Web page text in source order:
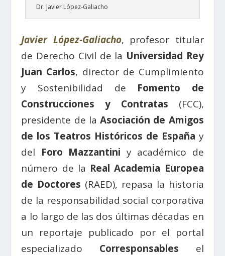
Dr. Javier López-Galiacho
Javier López-Galiacho, profesor titular
de Derecho Civil de la Universidad Rey
Juan Carlos, director de Cumplimiento
y Sostenibilidad de Fomento de
Construcciones y Contratas (FCC),
presidente de laAsociación de Amigos
de los Teatros Históricos de España y
del Foro Mazzantini y académico de
número de la Real Academia Europea
de Doctores (RAED), repasa la historia
de la responsabilidad social corporativa
a lo largo de las dos últimas décadas en
un reportaje publicado por el portal
especializado Corresponsables el